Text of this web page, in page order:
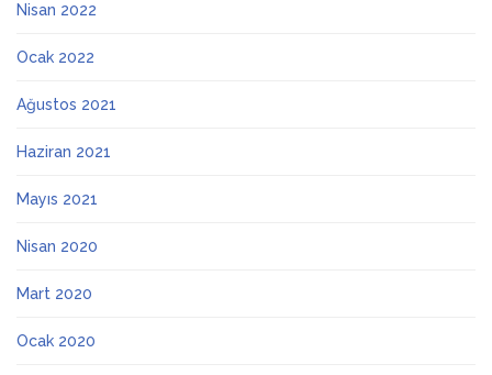
Nisan 2022
Ocak 2022
Ağustos 2021
Haziran 2021
Mayıs 2021
Nisan 2020
Mart 2020
Ocak 2020